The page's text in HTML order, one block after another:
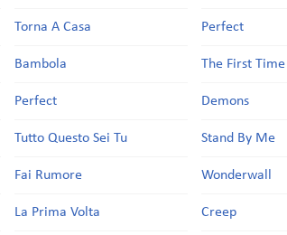
Torna A Casa
Bambola
Perfect
Tutto Questo Sei Tu
Fai Rumore
La Prima Volta
Perfect
The First Time
Demons
Stand By Me
Wonderwall
Creep